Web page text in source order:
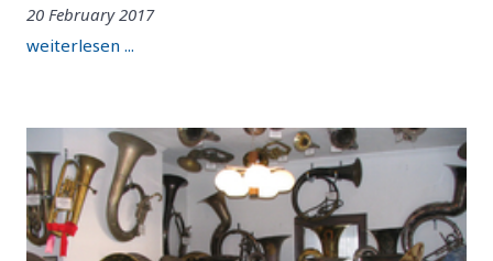
20 February 2017
weiterlesen ...